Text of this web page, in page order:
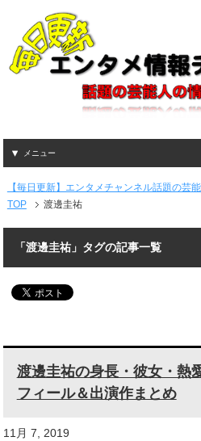
メニュー
【毎日更新】エンタメチャンネル話題の芸
TOP
渡邊圭祐
「渡邊圭祐」タグの記事一覧
渡邊圭祐の身長・彼女・熱
フィール＆出演作まとめ
11月 7, 2019